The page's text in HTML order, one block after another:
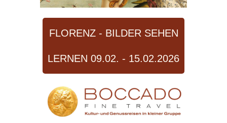
FLORENZ - BILDER SEHEN
LERNEN 09.02. - 15.02.2026